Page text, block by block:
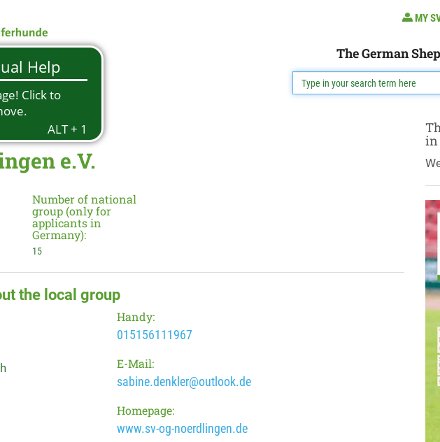
MY
The German
e.V.
Number of national
group (only for
applicants in
Germany):
15
the local group
Handy:
015156111967
E-Mail:
sabine.denkler@outlook.de
Homepage:
www.sv-og-noerdlingen.de
in